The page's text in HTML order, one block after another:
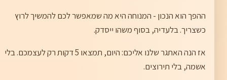
ההפך הוא הנכון - המנוחה היא מה שמאפשר לכם להמשיך לרוץ
כשצריך. בלעדיה, בסוף משהו ייסדק.
אז הנה האתגר שלנו אליכם: היום, תמצאו 5 דקות רק לעצמכם. בלי
אשמה, בלי תירוצים.